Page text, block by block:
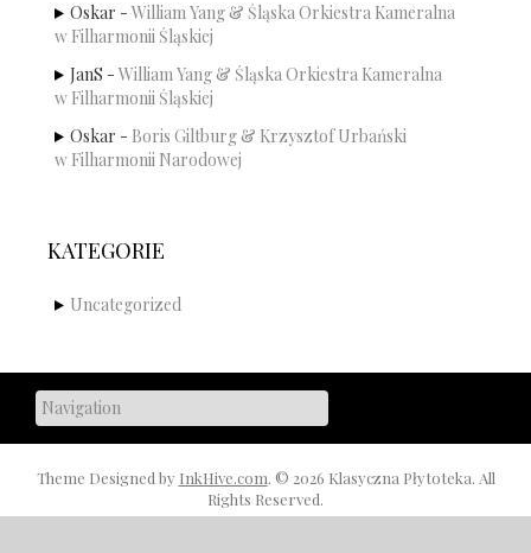
Oskar - William Yang & Śląska Orkiestra Kameralna
w Filharmonii Śląskiej
JanS - William Yang & Śląska Orkiestra Kameralna
w Filharmonii Śląskiej
Oskar - Boris Giltburg & Krzysztof Urbański
w Filharmonii Narodowej
KATEGORIE
Uncategorized
Theme Designed by InkHive.com. © 2026 Klasyczna Płytoteka. All
Rights Reserved.